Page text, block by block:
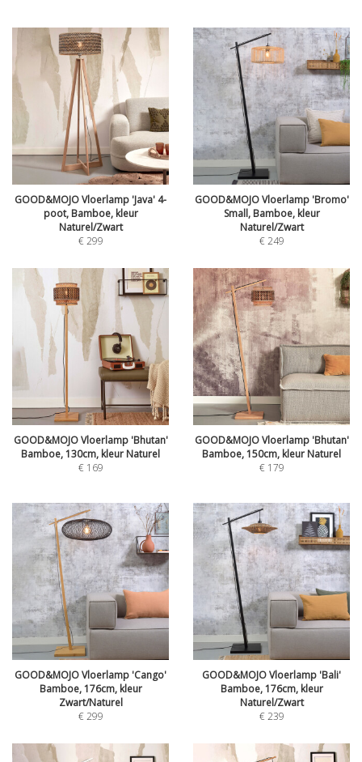
GOOD&MOJO Vloerlamp 'Java' 4-
poot, Bamboe, kleur
Naturel/Zwart
€299
GOOD&MOJO Vloerlamp 'Bromo'
Small, Bamboe, kleur
Naturel/Zwart
€249
GOOD&MOJO Vloerlamp 'Bhutan'
Bamboe, 130cm, kleur Naturel
€ 169
GOOD&MOJO Vloerlamp 'Bhutan'
Bamboe, 150cm, kleur Naturel
€ 179
GOOD&MOJO Vloerlamp 'Cango'
Bamboe, 176cm, kleur
Zwart/Naturel
€299
GOOD&MOJO Vloerlamp 'Bali'
Bamboe, 176cm, kleur
Naturel/Zwart
€239